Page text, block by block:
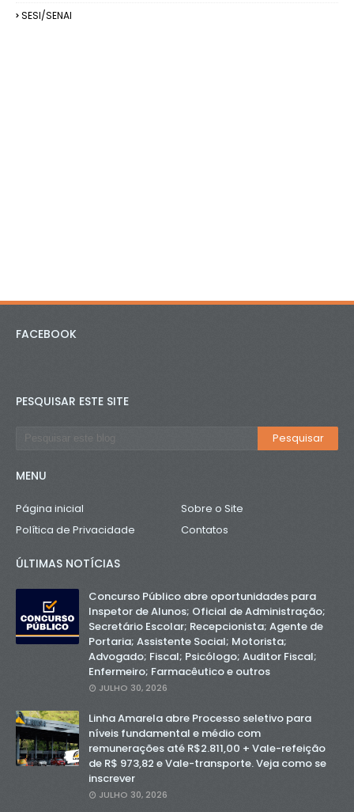
SESI/SENAI
FACEBOOK
PESQUISAR ESTE SITE
MENU
Página inicial
Sobre o Site
Política de Privacidade
Contatos
ÚLTIMAS NOTÍCIAS
Concurso Público abre oportunidades para
Inspetor de Alunos; Oficial de Administração;
Secretário Escolar; Recepcionista; Agente de
Portaria; Assistente Social; Motorista;
Advogado; Fiscal; Psicólogo; Auditor Fiscal;
Enfermeiro; Farmacêutico e outros
JULHO 30, 2026
Linha Amarela abre Processo seletivo para
níveis fundamental e médio com
remunerações até R$2.811,00 + Vale-refeição
de R$ 973,82 e Vale-transporte. Veja como se
inscrever
JULHO 30, 2026